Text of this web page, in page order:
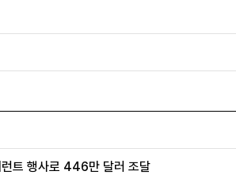
트 행사로 446만 달러 조달